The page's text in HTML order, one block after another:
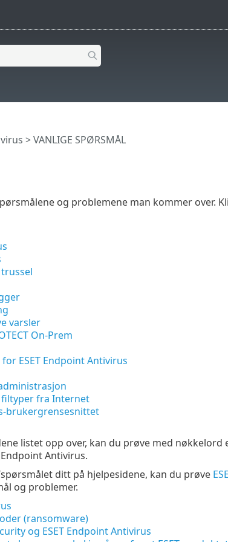
>VANLIGE SPØRSMÅL
og problemene man kommer over.
varsler
On-Prem
ESET Endpoint Antivirus
filtyper fra Internet
brukergrensesnittet
listet opp over, kan du prøve med
Antivirus.
ditt på hjelpesidene, kan du prøve
og problemer.
(ransomware)
og ESET Endpoint Antivirus